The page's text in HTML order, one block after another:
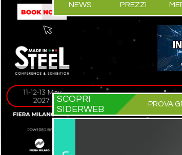
NEWS PREZZI
SCOPRI
SIDERWEB
PROVA